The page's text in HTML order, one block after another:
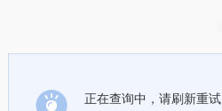
正在查询中，请刷新重试